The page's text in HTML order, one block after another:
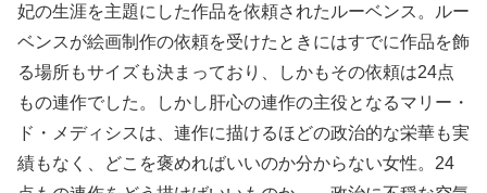
妃の生涯を主題にした作品を依頼されたルーベンス。ルー
ベンスが絵画制作の依頼を受けたときにはすでに作品を飾
る場所もサイズも決まっており、しかもその依頼は24点
もの連作でした。しかし肝心の連作の主役となるマリー・
ド・メディシスは、連作に描けるほどの政治的な栄華も実
績もなく、どこを褒めればいいのか分からない女性。24